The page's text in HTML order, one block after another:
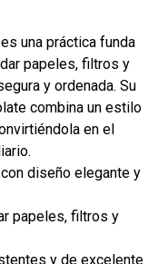
es una práctica funda
papeles, filtros y
y ordenada. Su
combina un estilo
en el
con diseño elegante y
papeles, filtros y
y de excelente